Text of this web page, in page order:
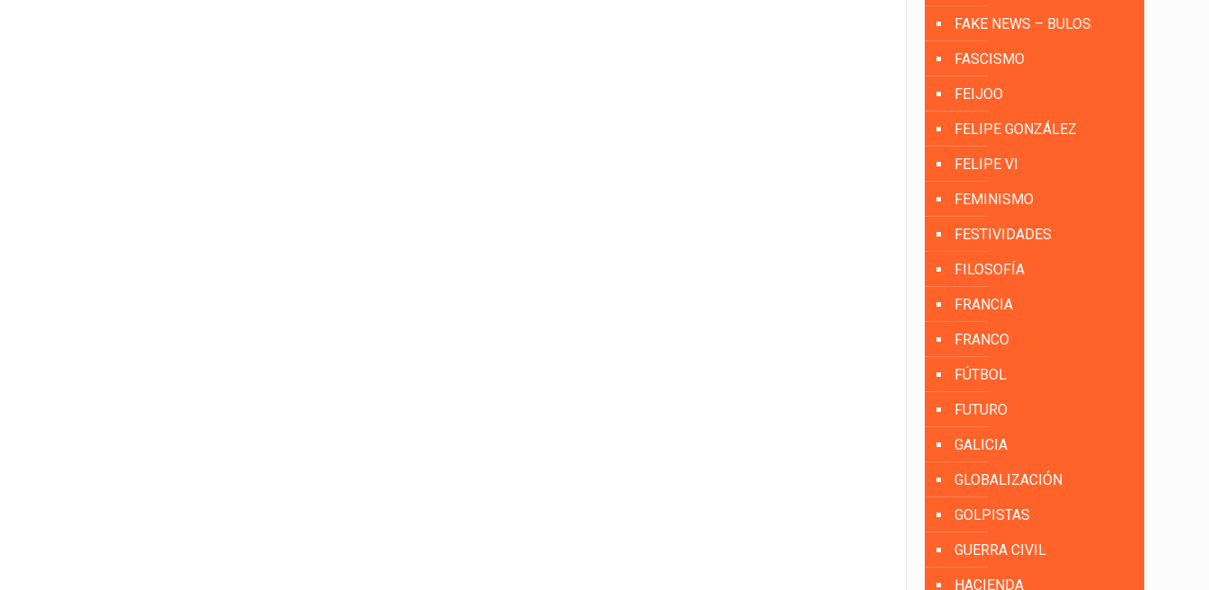
FAKE NEWS – BULOS
FASCISMO
FEIJOO
FELIPE GONZÁLEZ
FELIPE VI
FEMINISMO
FESTIVIDADES
FILOSOFÍA
FRANCIA
FRANCO
FÚTBOL
FUTURO
GALICIA
GLOBALIZACIÓN
GOLPISTAS
GUERRA CIVIL
HACIENDA